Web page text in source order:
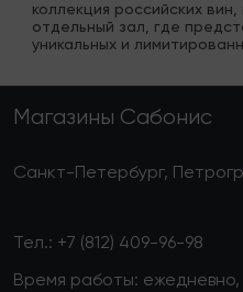
коллекция российских
отдельный зал, где
уникальных и
Магазины Сабонис
Санкт-Петербург,
Тел.: +7 (812) 409-96-98
Время работы: ежедневно,